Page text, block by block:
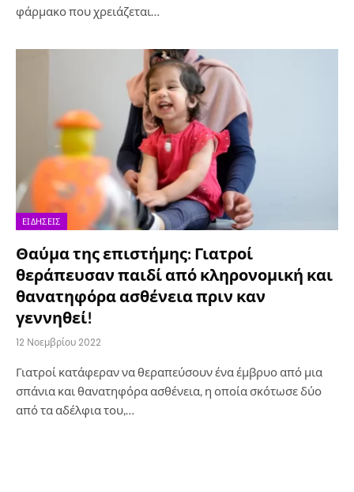
φάρμακο που χρειάζεται…
ΕΙΔΉΣΕΙΣ
Θαύμα της επιστήμης: Γιατροί
θεράπευσαν παιδί από κληρονομική και
θανατηφόρα ασθένεια πριν καν
γεννηθεί!
12 Νοεμβρίου 2022
Γιατροί κατάφεραν να θεραπεύσουν ένα έμβρυο από μια
σπάνια και θανατηφόρα ασθένεια, η οποία σκότωσε δύο
από τα αδέλφια του,…